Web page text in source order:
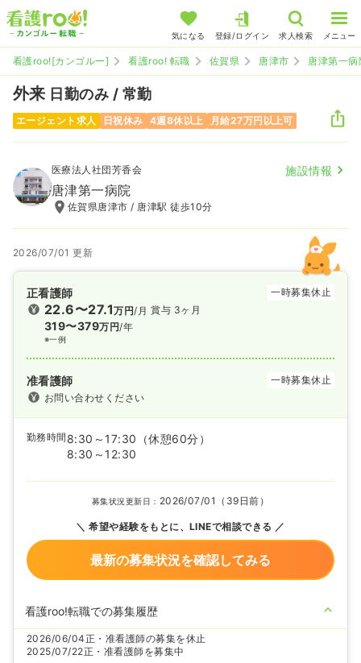
気になる 登録/ログイン 求人検索 メニュー
看護roo![カンゴルー] 看護roo! 転職 佐賀県 唐津市 唐津第一病
外来 日勤のみ / 常勤
エージェント求人 日祝休み 4週8休以上 月給27万円以上可
医療法人社団芳香会 施設情報
唐津第一病院
佐賀県唐津市 / 唐津駅 徒歩10分
2026/07/01 更新
正看護師 一時募集休止
22.6〜27.1万円/月
319〜379万円/年
※一例
賞与 3ヶ月
准看護師
一時募集休止
お問い合わせください
勤務時間 8:30～17:30
（休憩60分）
8:30～12:30
募集状況更新日： 2026/07/01（39日前）
希望や経験をもとに、LINEで相談できる
最新の募集状況を確認してみる
看護roo!転職での募集履歴
2026/06/04正・准看護師の募集を休止
2025/07/22正・准看護師を募集中